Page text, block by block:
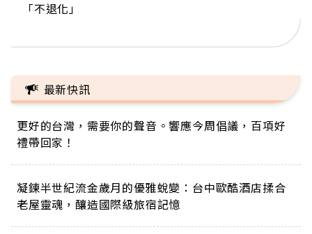
「不退化」
的家，我連作夢都講台語！」
丑」走進安養院，逗樂上萬爺奶：退休後才開始真
手，分享長壽的秘密原來是「這個」
巨蛋！連CNN都大讚！
最新快訊
更好的台灣，需要你的聲音。響應今周倡議，百項好
禮帶回家！
凝鍊半世紀流金歲月的優雅蛻變：台中歐酷酒店揉合
老屋靈魂，釀造國際級旅宿記憶